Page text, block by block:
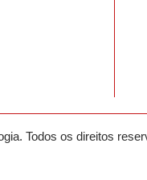
Todos os direitos